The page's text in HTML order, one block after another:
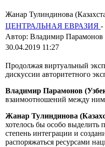
Жанар Тулиндинова
ЦЕНТРАЛЬНАЯ ЕВРАЗИЯ -
Автор: Владимир Парамонов
30.04.2019 11:27
Продолжая виртуальный
дискуссии авторитетного
Владимир Парамонов
взаимоотношений между
Жанар Тулиндинова
хотелось бы особо выделить
степень интеграции и
распоряжаться ресурсами